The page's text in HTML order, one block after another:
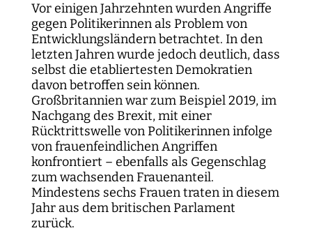
Vor einigen Jahrzehnten wurden Angriffe
gegen Politikerinnen als Problem von
Entwicklungsländern betrachtet. In den
letzten Jahren wurde jedoch deutlich, dass
selbst die etabliertesten Demokratien
davon betroffen sein können.
Großbritannien war zum Beispiel 2019, im
Nachgang des Brexit, mit einer
Rücktrittswelle von Politikerinnen infolge
von frauenfeindlichen Angriffen
konfrontiert – ebenfalls als Gegenschlag
zum wachsenden Frauenanteil.
Mindestens sechs Frauen traten in diesem
Jahr aus dem britischen Parlament
zurück.